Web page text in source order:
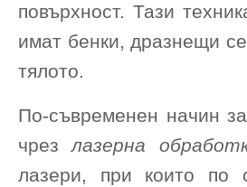
повърхност. Тази
имат бенки, дразнещи
тялото.
По-съвременен начин
чрезлазерна
лазери, при които по